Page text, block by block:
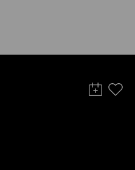
Bedrossian, Isabel